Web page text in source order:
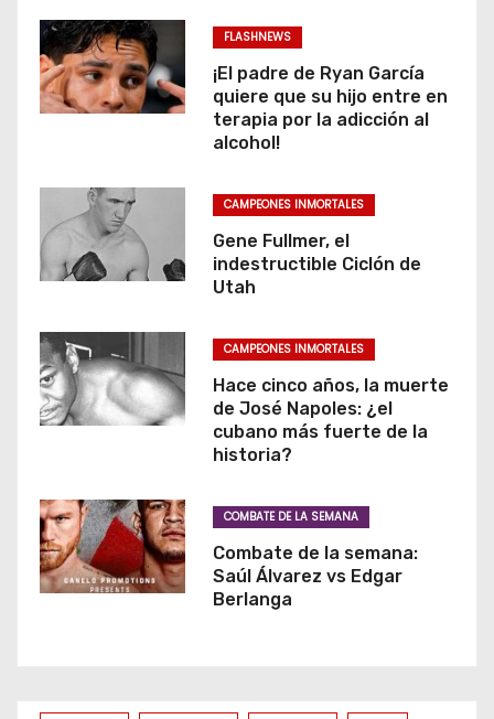
FLASHNEWS
¡El padre de Ryan García
quiere que su hijo entre en
terapia por la adicción al
alcohol!
CAMPEONES INMORTALES
Gene Fullmer, el
indestructible Ciclón de
Utah
CAMPEONES INMORTALES
Hace cinco años, la muerte
de José Napoles: ¿el
cubano más fuerte de la
historia?
COMBATE DE LA SEMANA
Combate de la semana:
Saúl Álvarez vs Edgar
Berlanga